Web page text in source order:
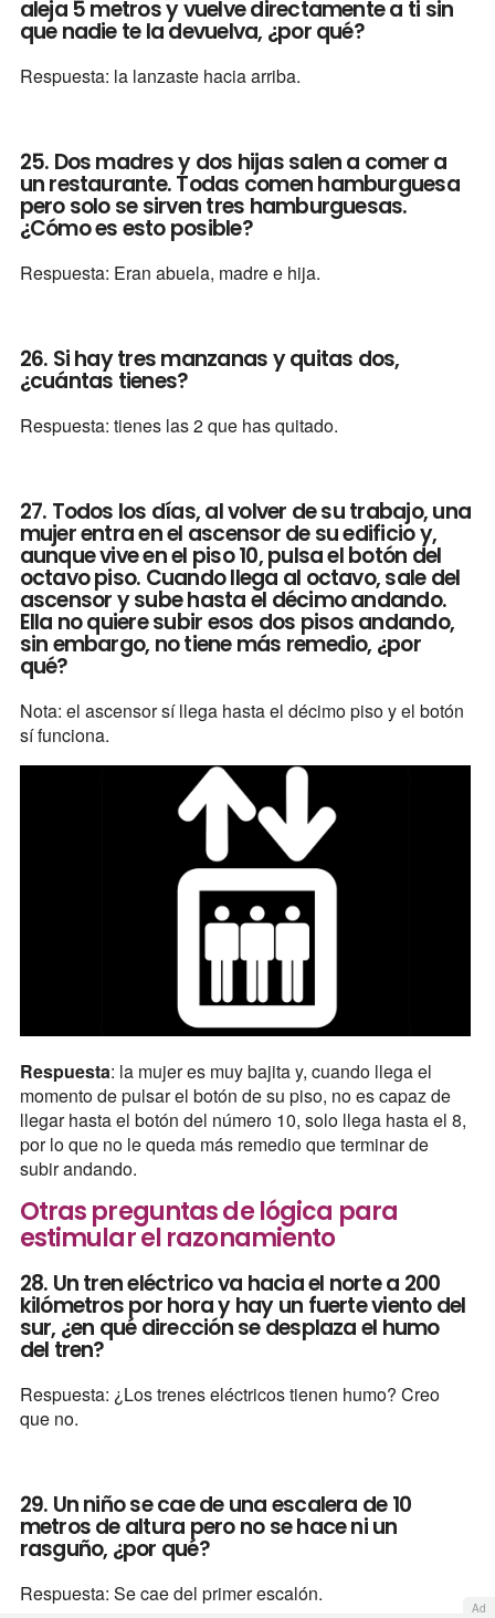
aleja 5 metros y vuelve directamente a ti sin
que nadie te la devuelva, ¿por qué?
Respuesta: la lanzaste hacia arriba.
25. Dos madres y dos hijas salen a comer a
un restaurante. Todas comen hamburguesa
pero solo se sirven tres hamburguesas.
¿Cómo es esto posible?
Respuesta: Eran abuela, madre e hija.
26. Si hay tres manzanas y quitas dos,
¿cuántas tienes?
Respuesta: tienes las 2 que has quitado.
27. Todos los días, al volver de su trabajo, una
mujer entra en el ascensor de su edificio y,
aunque vive en el piso 10, pulsa el botón del
octavo piso. Cuando llega al octavo, sale del
ascensor y sube hasta el décimo andando.
Ella no quiere subir esos dos pisos andando,
sin embargo, no tiene más remedio, ¿por
qué?
Nota: el ascensor sí llega hasta el décimo piso y el botón
sí funciona.
Respuesta: la mujer es muy bajita y, cuando llega el
momento de pulsar el botón de su piso, no es capaz de
llegar hasta el botón del número 10, solo llega hasta el 8,
por lo que no le queda más remedio que terminar de
subir andando.
Otras preguntas de lógica para
estimular el razonamiento
28. Un tren eléctrico va hacia el norte a 200
kilómetros por hora y hay un fuerte viento del
sur, ¿en qué dirección se desplaza el humo
del tren?
Respuesta: ¿Los trenes eléctricos tienen humo? Creo
que no.
29. Un niño se cae de una escalera de 10
metros de altura pero no se hace ni un
rasguño, ¿por qué?
Respuesta: Se cae del primer escalón.
Ad